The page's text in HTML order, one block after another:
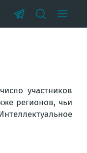
участников
регионов, чьи